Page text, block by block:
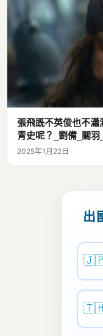
張飛既不英俊也不
青史呢？_劉備_關羽
2025年1月22日
出